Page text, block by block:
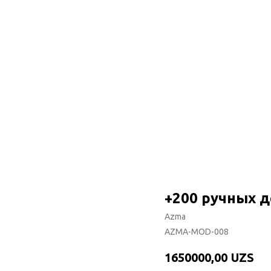
+200 ручных
Azma
AZMA-MOD-008
1650000,00 UZS